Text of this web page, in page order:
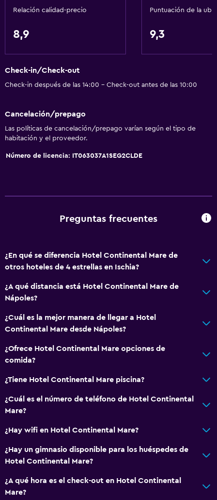
Vista al patio interior
Posibilidad de habitaciones conectadas
Espacio de almacenamiento
Vista al mar
Zona de estar
Teléfono
Wifi disponible en todas las instalaciones
Internet
Extinguidor
Artículos de aseo gratis
Alarma de humo
Calefacción
Aire acondicionado
Wifi gratis
Toallas
Champú
Gel de ducha
Papeleras
Baño
Baño privado
Relación calidad-precio
8,9
Puntuación de la
9,3
Check-in/Check-out
Check-in después de las 14:00 - Check-out antes de las 10:00
Cancelación/prepago
Las políticas de cancelación/prepago varían según el tipo de
habitación y el proveedor.
Número de licencia: IT063037A1SEG2CLDE
Preguntas frecuentes
¿En qué se diferencia Hotel Continental Mare de
otros hoteles de 4 estrellas en Ischia?
¿A qué distancia está Hotel Continental Mare de
Nápoles?
¿Cuál es la mejor manera de llegar a Hotel
Continental Mare desde Nápoles?
¿Ofrece Hotel Continental Mare opciones de
comida?
¿Tiene Hotel Continental Mare piscina?
¿Cuál es el número de teléfono de Hotel Continental
Mare?
¿Hay wifi en Hotel Continental Mare?
¿Hay un gimnasio disponible para los huéspedes de
Hotel Continental Mare?
¿A qué hora es el check-out en Hotel Continental
Mare?